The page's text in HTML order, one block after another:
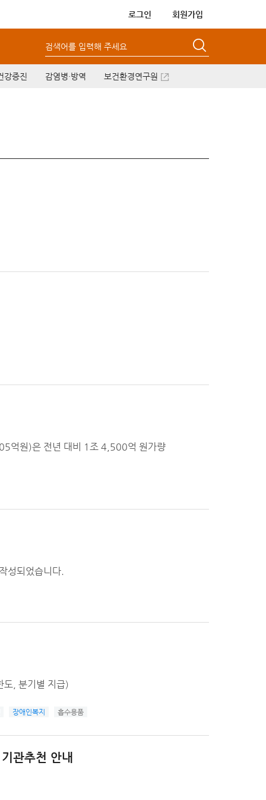
로그인 회원가입
검색어를 입력해 주세요
강증진 감염병·방역 보건환경연구원
억원)은 전년 대비 1조 4,500억 원가량
성되었습니다.
도, 분기별 지급)
장애인복지 흡수용품
관추천 안내